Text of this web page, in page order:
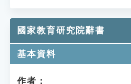
國家教育研究院辭書
基本資料
作者：